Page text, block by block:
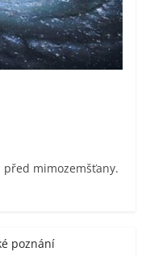
mimozemšťany.
poznání